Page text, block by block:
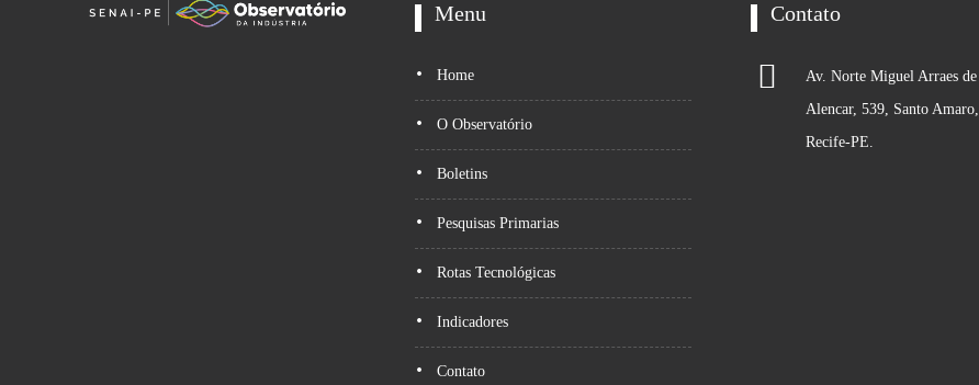
Menu
Home
O Observatório
Boletins
Pesquisas Primarias
Rotas Tecnológicas
Indicadores
Contato
Contato
Av. Norte Miguel Arraes de
Alencar, 539, Santo Amaro,
Recife-PE.